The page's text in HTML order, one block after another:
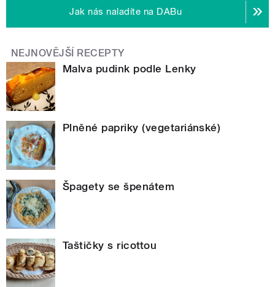
Jak nás naladíte na DABu
NEJNOVĚJŠÍ RECEPTY
Malva pudink podle Lenky
Plněné papriky (vegetariánské)
Špagety se špenátem
Taštičky s ricottou